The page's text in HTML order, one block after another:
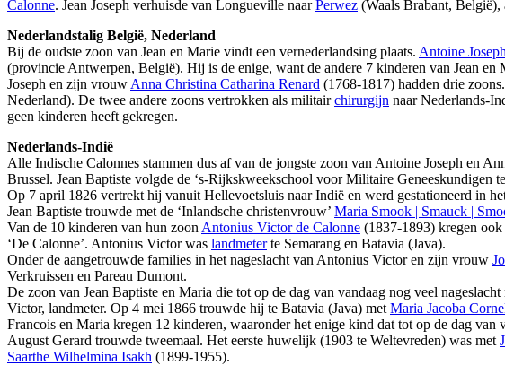
Calonne. Jean Joseph verhuisde van Longueville naarPerwez (Waals Brabant,
Nederlandstalig België, Nederland
Bij de oudste zoon van Jean en Marie vindt een vernederlandsing plaats. Antoine
(provincie Antwerpen, België). Hij is de enige, want de andere 7 kinderen van Jean
Joseph en zijn vrouw Anna Christina Catharina Renard (1768-1817) hadden drie
Nederland). De twee andere zoons vertrokken als militairchirurgijn naar Nederlands-
geen kinderen heeft gekregen.
Nederlands-Indië
Alle Indische Calonnes stammen dus af van de jongste zoon van Antoine Joseph en
Brussel. Jean Baptiste volgde de ‘s-Rijkskweekschool voor Militaire Geneeskundigen
Op 7 april 1826 vertrekt hij vanuit Hellevoetsluis naar Indië en werd gestationeerd in
Jean Baptiste trouwde met de ‘Inlandsche christenvrouw’ Maria Smook | Smauck |
Van de 10 kinderen van hun zoon Antonius Victor de Calonne (1837-1893) kregen
‘De Calonne’. Antonius Victor was landmeterte Semarang en Batavia (Java).
Onder de aangetrouwde families in het nageslacht van Antonius Victor en zijn vrouw
Verkruissen en Pareau Dumont.
De zoon van Jean Baptiste en Maria die tot op de dag van vandaag nog veel
Victor, landmeter. Op 4 mei 1866 trouwde hij te Batavia (Java) met Maria Jacoba
Francois en Maria kregen 12 kinderen, waaronder het enige kind dat tot op de dag van
August Gerard trouwde tweemaal. Het eerste huwelijk (1903 te Weltevreden) was met
Saarthe Wilhelmina Isakh (1899-1955).